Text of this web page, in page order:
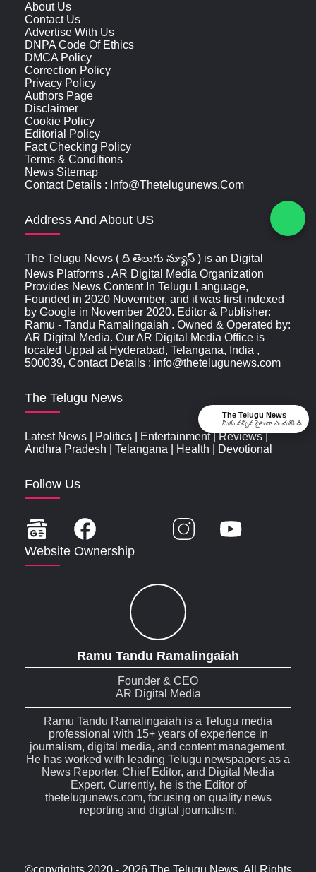
About Us
Contact Us
Advertise With Us
DNPA Code Of Ethics
DMCA Policy
Correction Policy
Privacy Policy
Authors Page
Disclaimer
Cookie Policy
Editorial Policy
Fact Checking Policy
Terms & Conditions
News Sitemap
Contact Details : Info@thetelugunews.com
Address And About US
The Telugu News ( ది తెలుగు న్యూస్‌ ) is an Digital
News Platforms . AR Digital Media Organization
Provides News Content In Telugu Language,
Founded in 2020 November, and it was first indexed
by Google in November 2020. Editor & Publisher:
Ramu - Tandu Ramalingaiah . Owned & Operated by:
AR Digital Media. Our AR Digital Media Office is
located Uppal at Hyderabad, Telangana, India ,
500039, Contact Details : info@thetelugunews.com
The Telugu News
Latest News Politics Entertainment|Reviews|
Andhra Pradesh
Telangana Health Devotional
Follow Us
Website Ownership
Ramu Tandu Ramalingaiah
Founder & CEO
AR Digital Media
Ramu Tandu Ramalingaiah is a Telugu media
professional with 15+ years of experience in
journalism, digital media, and content management.
He has worked with leading Telugu newspapers as a
News Reporter, Chief Editor, and Digital Media
Expert. Currently, he is the Editor of
thetelugunews.com, focusing on quality news
reporting and digital journalism.
The Telugu News
మీకు నచ్చిన సైటుగా ఎంచుకోండి